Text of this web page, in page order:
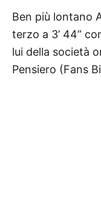
Ben più lontano
terzo a 3’ 44”
lui della società
Pensiero (Fans